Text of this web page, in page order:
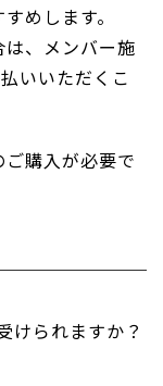
めします。
、メンバー施
いいただくこ
購入が必要で
けられますか？